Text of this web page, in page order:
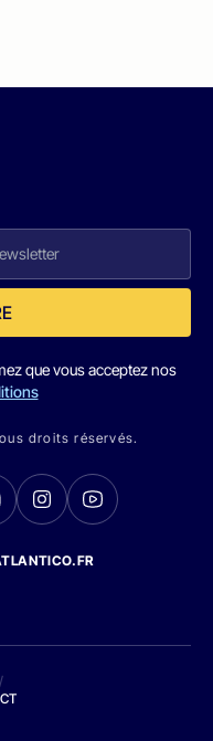
que vous acceptez nos
droits réservés.
/